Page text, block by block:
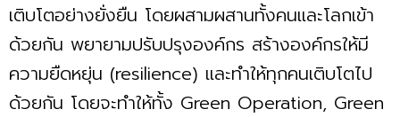
เติบโตอย่างยั่งยืน โดยผสามผสานทั้งคนและโลกเข้า
ด้วยกัน พยายามปรับปรุงองค์กร สร้างองค์กรให้มี
ความยืดหยุ่น (resilience) และทำให้ทุกคนเติบโตไป
ด้วยกัน โดยจะทำให้ทั้ง Green Operation, Green